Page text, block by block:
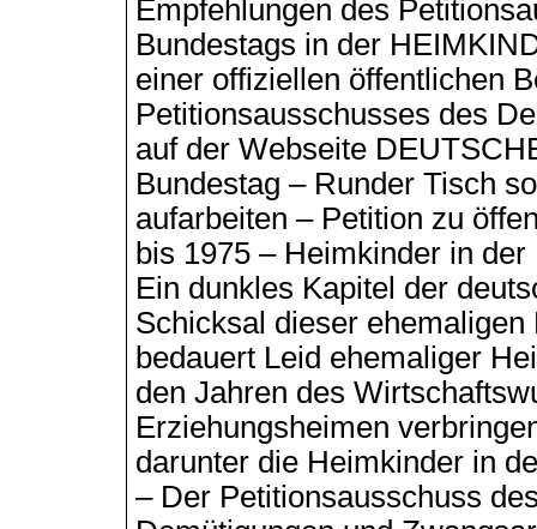
Empfehlungen des
Bundestags in der
einer offiziellen öffentlichen
Petitionsausschusses des
auf der Webseite
Bundestag – Runder Tisch
aufarbeiten – Petition zu
bis 1975 – Heimkinder in
Ein dunkles Kapitel der
Schicksal dieser
bedauert Leid ehemaliger
den Jahren des
Erziehungsheimen
darunter die Heimkinder in
– Der Petitionsausschuss